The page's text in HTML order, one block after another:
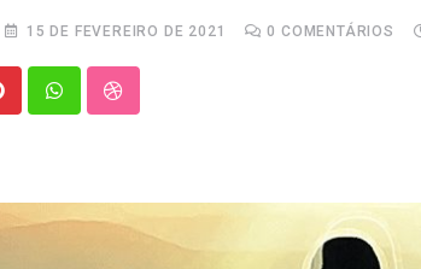
15 DE FEVEREIRO DE 2021 0 COMENTÁRIOS
WhatsappStumbleUpon